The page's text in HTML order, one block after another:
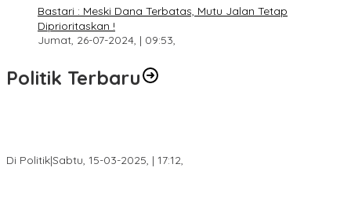
Bastari : Meski Dana Terbatas, Mutu Jalan Tetap
Diprioritaskan !
Jumat, 26-07-2024, | 09:53,
Politik Terbaru
Di Politik|Sabtu, 15-03-2025, | 17:12,